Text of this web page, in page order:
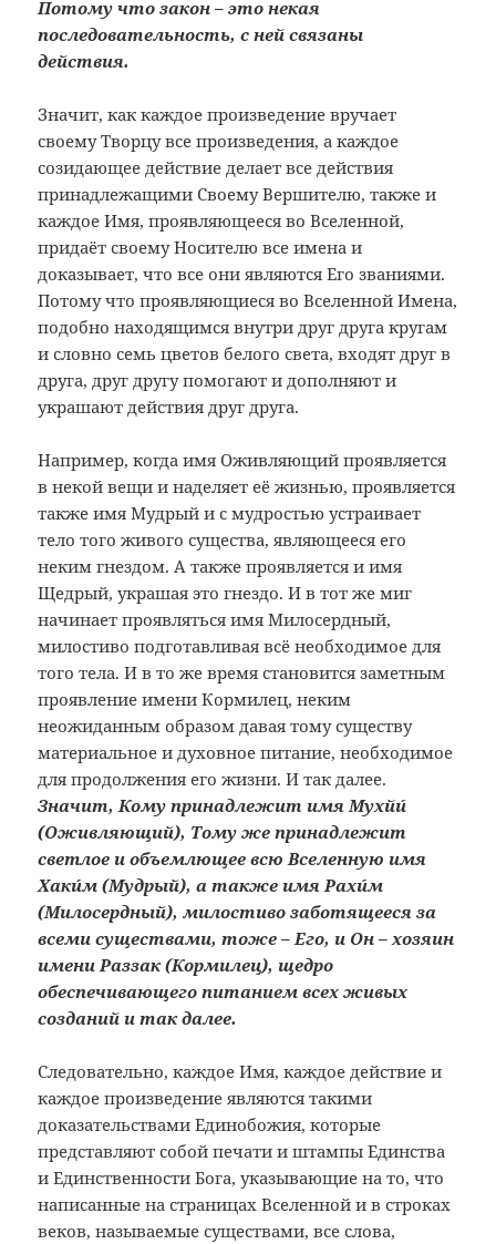
Потому что закон – это некая
последовательность, с ней связаны
действия.
Значит, как каждое произведение вручает
своему Творцу все произведения, а каждое
созидающее действие делает все действия
принадлежащими Своему Вершителю, также и
каждое Имя, проявляющееся во Вселенной,
придаёт своему Носителю все имена и
доказывает, что все они являются Его званиями.
Потому что проявляющиеся во Вселенной Имена,
подобно находящимся внутри друг друга кругам
и словно семь цветов белого света, входят друг в
друга, друг другу помогают и дополняют и
украшают действия друг друга.
Например, когда имя Оживляющий проявляется
в некой вещи и наделяет её жизнью, проявляется
также имя Мудрый и с мудростью устраивает
тело того живого существа, являющееся его
неким гнездом. А также проявляется и имя
Щедрый, украшая это гнездо. И в тот же миг
начинает проявляться имя Милосердный,
милостиво подготавливая всё необходимое для
того тела. И в то же время становится заметным
проявление имени Кормилец, неким
неожиданным образом давая тому существу
материальное и духовное питание, необходимое
для продолжения его жизни. И так далее.
Значит, Кому принадлежит имя Мухйú
(Оживляющий), Тому же принадлежит
светлое и объемлющее всю Вселенную имя
Хакúм (Мудрый), а также имя Рахúм
(Милосердный), милостиво заботящееся за
всеми существами, тоже – Его, и Он – хозяин
имени Раззак (Кормилец), щедро
обеспечивающего питанием всех живых
созданий и так далее.
Следовательно, каждое Имя, каждое действие и
каждое произведение являются такими
доказательствами Единобожия, которые
представляют собой печати и штампы Единства
и Единственности Бога, указывающие на то, что
написанные на страницах Вселенной и в строках
веков, называемые существами, все слова,